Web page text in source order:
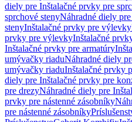
diely pre Inštalačné prvky pre
sprchové stenyNáhradné diely
stenyInštalačné prvky pre výlevky
prvky pre výlevkyInštalačné
Inštalačné prvky pre armatúry
umývačky riaduNáhradné diely
umývačky riaduInštalačné prvky
diely pre Inštalačné prvky pre
pre drezyNáhradné diely pre
prvky pre nástenné zásobníky
pre nástenné zásobníky